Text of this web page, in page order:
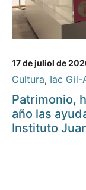
17 de juliol de
Cultura, Iac Gil-
Patrimonio,
año las
Instituto